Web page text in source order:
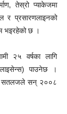
तेस्रो प्याकेजमा
र प्रसारणलाइनको
भइरहेको छ ।
२५ वर्षका लागि
पाउनेछ ।
सतलजले सन् २००८